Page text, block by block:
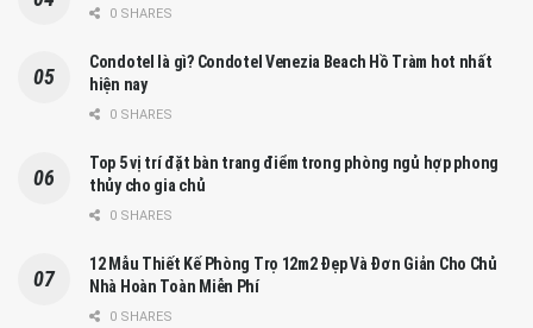
0 SHARES
Condotel là gì? Condotel Venezia Beach Hồ Tràm hot nhất
hiện nay
0 SHARES
Top 5 vị trí đặt bàn trang điểm trong phòng ngủ hợp phong
thủy cho gia chủ
0 SHARES
12 Mẫu Thiết Kế Phòng Trọ 12m2 Đẹp Và Đơn Giản Cho Chủ
Nhà Hoàn Toàn Miễn Phí
0 SHARES